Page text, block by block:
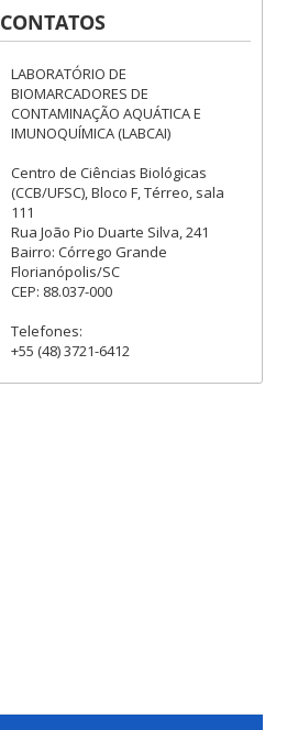
CONTATOS
LABORATÓRIO DE
BIOMARCADORES DE
CONTAMINAÇÃO AQUÁTICA E
IMUNOQUÍMICA (LABCAI)
Centro de Ciências Biológicas
(CCB/UFSC), Bloco F, Térreo, sala
111
Rua João Pio Duarte Silva, 241
Bairro: Córrego Grande
Florianópolis/SC
CEP: 88.037-000
Telefones:
+55 (48) 3721-6412